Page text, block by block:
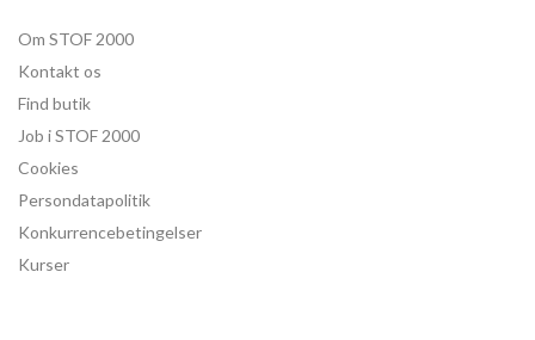
Om STOF 2000
Kontakt os
Find butik
Job i STOF 2000
Cookies
Persondatapolitik
Konkurrencebetingelser
Kurser